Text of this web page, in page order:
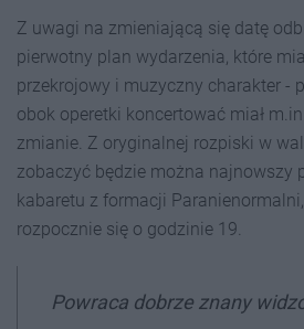
Z uwagi na zmieniającą się datę
pierwotny plan wydarzenia, które
przekrojowy i muzyczny charakter -
obok operetki koncertować miał
zmianie. Z oryginalnej rozpiski w
zobaczyć będzie można najnowszy
kabaretu z formacji
rozpocznie się o godzinie 19.
Powraca dobrze znany